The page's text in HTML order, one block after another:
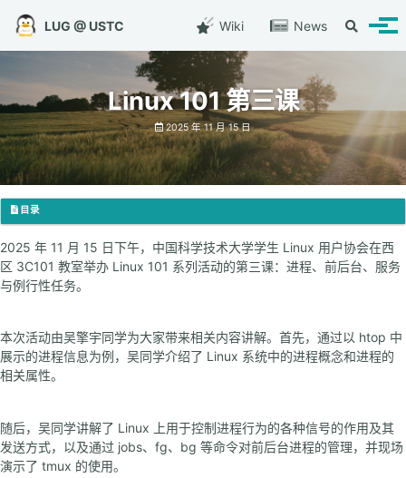
LUG @ USTC
Wiki News 切换搜索
切换
Linux 101 第三课
2025 年 11 月 15 日
目录
2025 年 11 月 15 日下午，中国科学技术大学学生 Linux 用户协会在西
区 3C101 教室举办 Linux 101 系列活动的第三课：进程、前后台、服务
与例行性任务。
本次活动由吴擎宇同学为大家带来相关内容讲解。首先，通过以 htop 中
展示的进程信息为例，吴同学介绍了 Linux 系统中的进程概念和进程的
相关属性。
随后，吴同学讲解了 Linux 上用于控制进程行为的各种信号的作用及其
发送方式，以及通过 jobs、fg、bg 等命令对前后台进程的管理，并现场
演示了 tmux 的使用。